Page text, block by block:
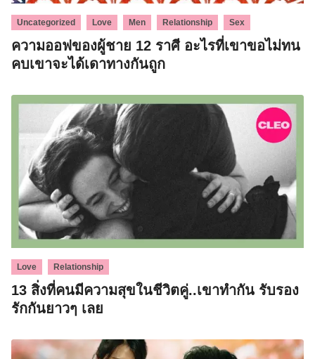
Uncategorized Love Men Relationship Sex
ความออฟของผู้ชาย 12 ราศี อะไรที่เขาขอไม่ทน
คบเขาจะได้เดาทางกันถูก
Love Relationship
13 สิ่งที่คนมีความสุขในชีวิตคู่..เขาทำกัน รับรอง
รักกันยาวๆ เลย